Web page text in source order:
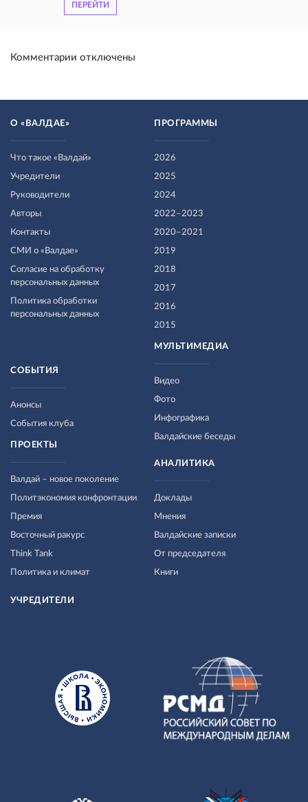
ПЕРЕЙТИ
Комментарии отключены
О «ВАЛДАЕ»
Что такое «Валдай»
Учредители
Руководители
Авторы
Контакты
СМИ о «Валдае»
Согласие на обработку
персональных данных
Политика обработки
персональных данных
ПРОГРАММЫ
2026
2025
2024
2022–2023
2020–2021
2019
2018
2017
2016
2015
МУЛЬТИМЕДИА
Видео
Фото
Инфографика
Валдайские беседы
СОБЫТИЯ
Анонсы
События клуба
ПРОЕКТЫ
Валдай – новое поколение
Политэкономия конфронтации
Премия
Восточный ракурс
Think Tank
Политика и климат
АНАЛИТИКА
Доклады
Мнения
Валдайские записки
От председателя
Книги
УЧРЕДИТЕЛИ